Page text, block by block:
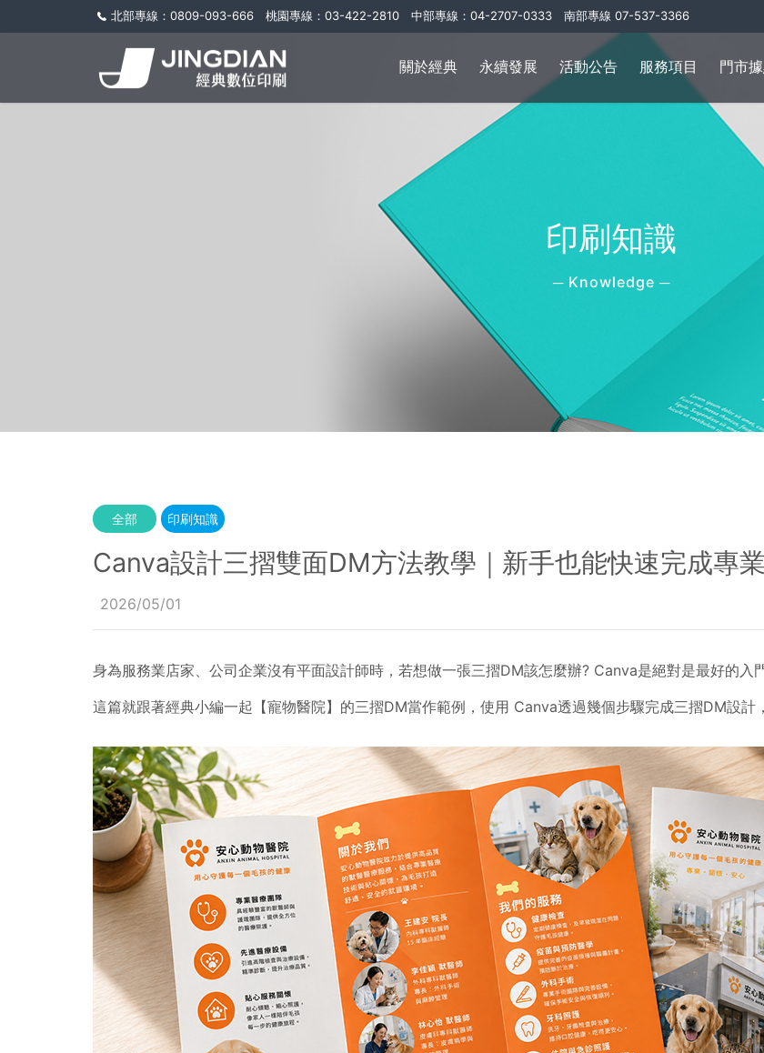
北部專線：0809-093-666 桃園專線：03-422-2810 中部專線：04-2707-0333 南部專線 07-537-3366
關於經典 永續發展 活動公告 服務項目 門市
印刷知識
─ Knowledge ─
全部 印刷知識
Canva設計三摺雙面DM方法教學｜新手也能快速完成專
2026/05/01
身為服務業店家、公司企業沒有平面設計師時，若想做一張三摺DM該怎麼辦? Canva是絕對是最好的入
這篇就跟著經典小編一起【寵物醫院】的三摺DM當作範例，使用 Canva透過幾個步驟完成三摺DM設計